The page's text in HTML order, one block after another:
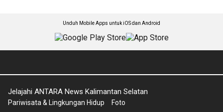
Unduh Mobile Apps untuk iOS dan Android
Jelajahi ANTARA News Kalimantan Selatan
Pariwisata & Lingkungan Hidup
Foto